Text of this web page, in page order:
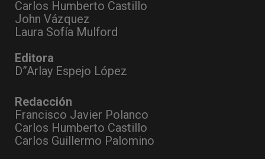
Carlos Humberto Castillo
John Vázquez
Laura Sofía Mulford
Editora
D”Arlay Espejo López
Redacción
Francisco Javier Polanco
Carlos Humberto Castillo
Carlos Guillermo Palomino